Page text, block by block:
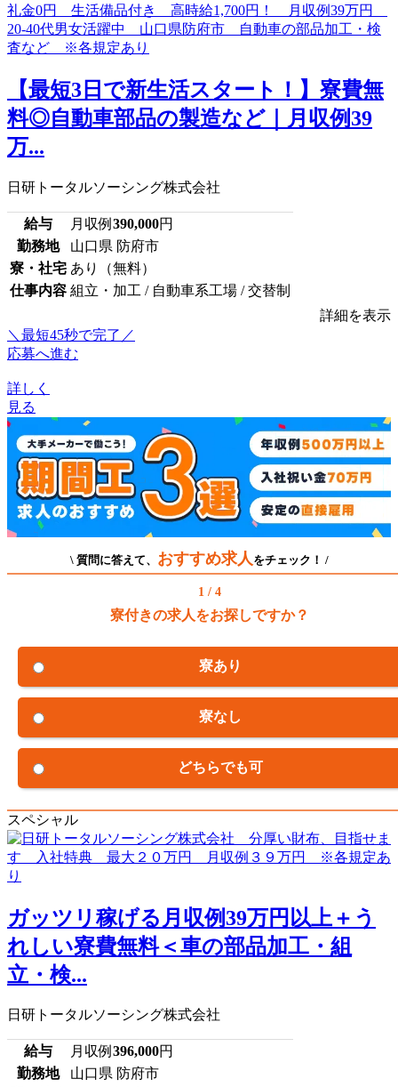
【最短3日で新生活スタート！】寮費無
料◎自動車部品の製造など｜月収例39
万...
日研トータルソーシング株式会社
給与 月収例 390,000円
勤務地
山口県 防府市
寮・社宅 あり（無料）
仕事内容 組立・加工 / 自動車系工場 / 交替制
詳細を表示
＼最短45秒で完了／
応募へ進む
詳しく
見る
\ 質問に答えて、 おすすめ求人 をチェック！ /
1 / 4
寮付きの求人をお探しですか？
寮あり
寮なし
どちらでも可
スペシャル
ガッツリ稼げる月収例39万円以上＋う
れしい寮費無料＜車の部品加工・組
立・検...
日研トータルソーシング株式会社
給与 月収例 396,000円
勤務地
山口県 防府市